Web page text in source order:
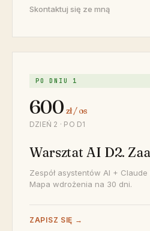
Skontaktuj się ze mną
PO DNIU 1
600 zł / os
DZIEŃ 2 · PO D1
Warsztat AI D2.
Zespół asystentów AI +
Mapa wdrożenia na 30 dni.
ZAPISZ SIĘ →